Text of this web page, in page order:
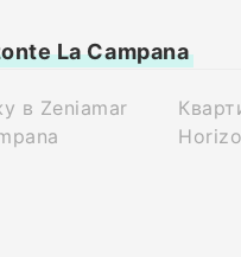
La Campana
в Zeniamar